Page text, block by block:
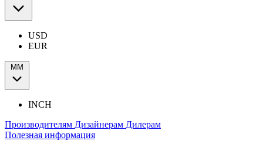
USD
EUR
ММ
INCH
Производителям Дизайнерам Дилерам
Полезная информация